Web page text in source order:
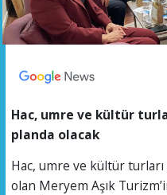
Hac, umre ve kültür
planda olacak
Hac, umre ve kültür
olan Meryem Aşık